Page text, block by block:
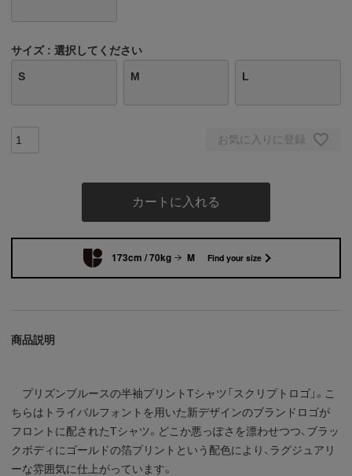
サイズ 選択してください
S M L
お気に入りに登録
カートに入れる
173cm / 70kg M Find your size
商品説明
プリズンブルースの半袖プリントTシャツ「スクリプトロゴ」。こ
ちらはトライバルフォントを用いた新デザインのブランドロゴが
フロントに配されたTシャツ。どこか悪っぽさを漂わせつつ、ブラッ
クボディにゴールドの箔プリントという配色により、ラグジュアリ
ーな雰囲気に仕上がっています。